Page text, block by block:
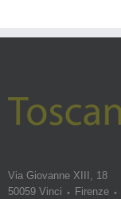
Via Giovanne XIII, 18
50059 Vinci ⬩ Firenze